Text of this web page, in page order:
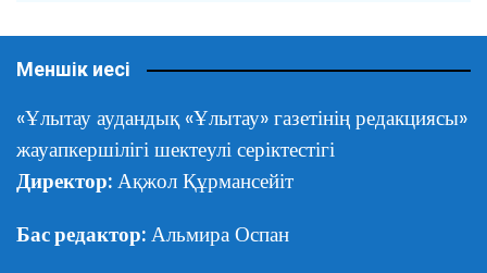
Меншік иесі
«Ұлытау аудандық «Ұлытау» газетінің редакциясы»
жауапкершілігі шектеулі серіктестігі
Директор: Ақжол Құрмансейіт
Бас редактор: Альмира Оспан